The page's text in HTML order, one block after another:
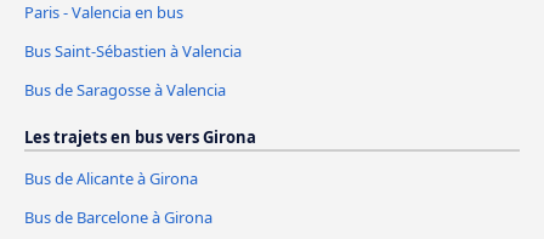
Paris - Valencia en bus
Bus Saint-Sébastien à Valencia
Bus de Saragosse à Valencia
Les trajets en bus vers Girona
Bus de Alicante à Girona
Bus de Barcelone à Girona